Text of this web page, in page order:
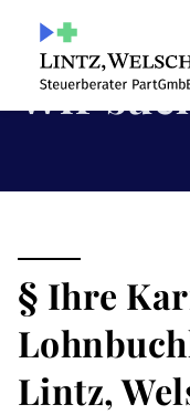
Wir
§ Ihre
Lintz,